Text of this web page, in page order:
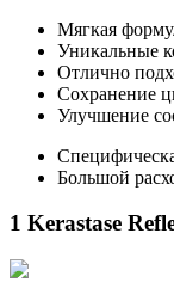
Мягкая
Уникальные
Отлично
Сохранение
Улучшение
Большой
1 Kerastase